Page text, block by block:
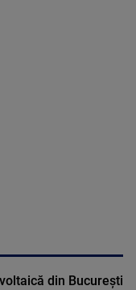
din București